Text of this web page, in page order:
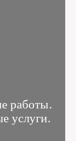
работы.
услуги.